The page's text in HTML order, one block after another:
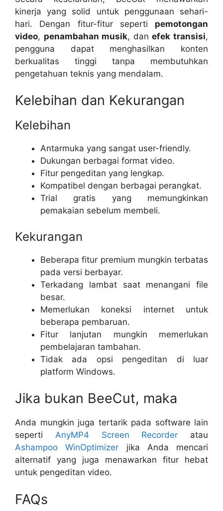
kinerja yang solid untuk penggunaan sehari-
hari. Dengan fitur-fitur seperti pemotongan
video, penambahan musik, danefek transisi,
pengguna dapat menghasilkan konten
berkualitas tinggi tanpa membutuhkan
pengetahuan teknis yang mendalam.
Kelebihan dan Kekurangan
Kelebihan
Antarmuka yang sangat user-friendly.
Dukungan berbagai format video.
Fitur pengeditan yang lengkap.
Kompatibel dengan berbagai perangkat.
Trial gratis yang memungkinkan
pemakaian sebelum membeli.
Kekurangan
Beberapa fitur premium mungkin terbatas
pada versi berbayar.
Terkadang lambat saat menangani file
besar.
Memerlukan koneksi internet untuk
beberapa pembaruan.
Fitur lanjutan mungkin memerlukan
pembelajaran tambahan.
Tidak ada opsi pengeditan di luar
platform Windows.
Jika bukan BeeCut, maka
Anda mungkin juga tertarik pada software lain
seperti AnyMP4 Screen Recorder atau
Ashampoo WinOptimizer jika Anda mencari
alternatif yang juga menawarkan fitur hebat
untuk pengeditan video.
FAQs